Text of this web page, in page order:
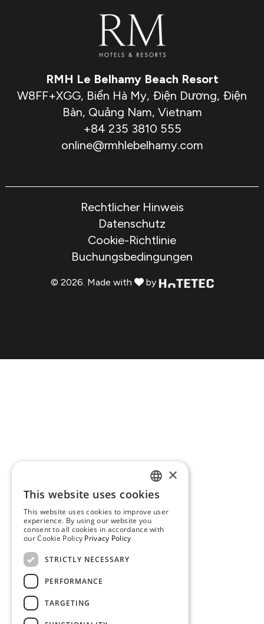
RMH Le Belhamy Beach Resort
W8FF+XGG, Biển Hà My, Điện Dương, Điện
Bàn, Quảng Nam, Vietnam
+84 235 3810 555
online@rmhlebelhamy.com
Rechtlicher Hinweis
Datenschutz
Cookie-Richtlinie
Buchungsbedingungen
© 2026. Made with by
ENGLISH
SPANISH
×
This website uses cookies
This website uses cookies to improve user
experience. By using our website you
consent to all cookies in accordance with
our Cookie Policy Privacy Policy
STRICTLY NECESSARY
PERFORMANCE
TARGETING